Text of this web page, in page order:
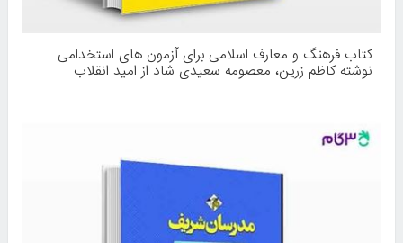
کتاب فرهنگ و معارف اسلامی برای آزمون های استخدامی
نوشته کاظم زرین، معصومه سعیدی شاد از امید انقلاب